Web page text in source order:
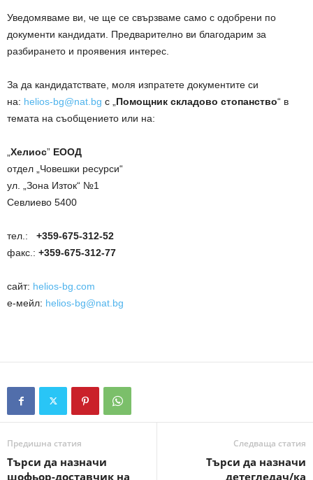
Уведомяваме ви, че ще се свързваме само с одобрени по
документи кандидати. Предварително ви благодарим за
разбирането и проявения интерес.
За да кандидатствате, моля изпратете документите си
на: helios-bg@nat.bg с „ Помощник складово стопанство“ в
темата на съобщението или на:
Хелиос” ЕООД
отдел „Човешки ресурси“
ул. „Зона Изток“ №1
Севлиево 5400
тел.: +359-675-312-52
факс.: +359-675-312-77
сайт: helios-bg.com
е-мейл: helios-bg@nat.bg
Предишна статия
Търси да назначи
шофьор-доставчик на
Следваща статия
Търси да назначи
детегледач/ка